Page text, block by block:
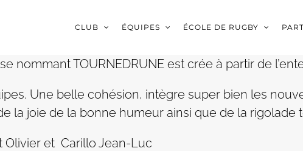
CLUB ÉQUIPES ÉCOLE DE RUGBY
nommant TOURNEDRUNE est crée à partir de
Une belle cohésion, intègre super bien les
la joie de la bonne humeur ainsi que de la rigolade
Olivier et Carillo Jean-Luc